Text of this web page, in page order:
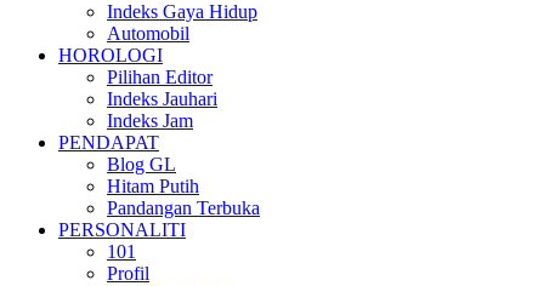
Indeks Gaya Hidup
Automobil
HOROLOGI
Pilihan Editor
Indeks Jauhari
Indeks Jam
PENDAPAT
Blog GL
Hitam Putih
Pandangan Terbuka
PERSONALITI
101
Profil